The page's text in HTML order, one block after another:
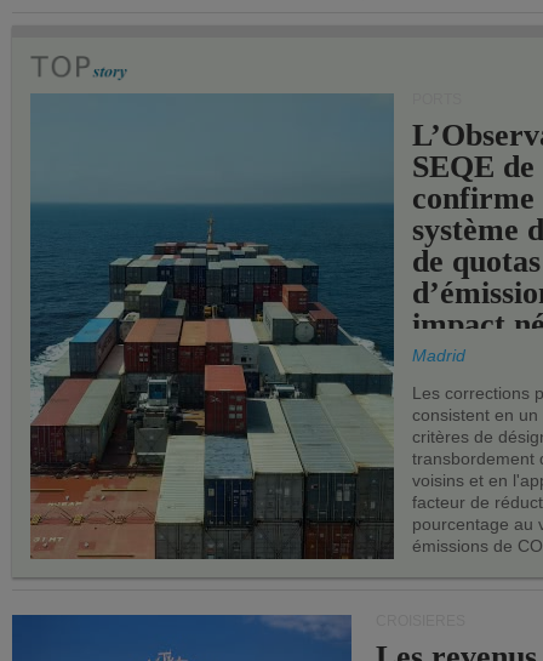
SEQE de
confirme
système
de quotas
impact
les ports
Madrid
Les corrections
consistent en
critères de
transbordement
voisins et en
facteur de
pourcentage au
émissions de